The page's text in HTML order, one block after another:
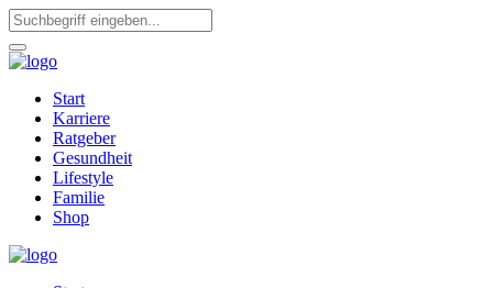
Start
Karriere
Ratgeber
Gesundheit
Lifestyle
Familie
Shop